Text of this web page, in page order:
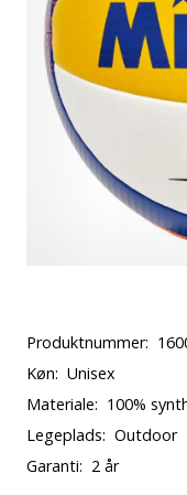
Produktnummer:
Køn: Unisex
Materiale: 100%
Legeplads: Outdoor
Garanti: 2 år